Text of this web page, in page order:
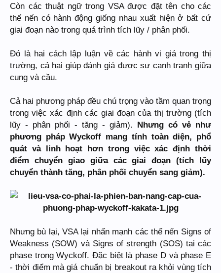
Còn các thuật ngữ trong VSA được đặt tên cho các
thế nến có hành động giống nhau xuất hiện ở bất cứ
giai đoạn nào trong quá trình tích lũy / phân phối.
Đó là hai cách lập luận về các hành vi giá trong thị
trường, cả hai giúp đánh giá được sự cạnh tranh giữa
cung và cầu.
Cả hai phương pháp đều chú trọng vào tầm quan trọng
trong việc xác định các giai đoạn của thị trường (tích
lũy - phân phối - tăng - giảm). Nhưng có vẻ như
phương pháp Wyckoff mang tính toàn diện, phổ
quát và linh hoạt hơn trong việc xác định thời
điểm chuyển giao giữa các giai đoạn (tích lũy
chuyển thành tăng, phân phối chuyển sang giảm).
Nhưng bù lại, VSA lại nhấn mạnh các thế nến Signs of
Weakness (SOW) và Signs of strength (SOS) tại các
phase trong Wyckoff. Đặc biệt là phase D và phase E
- thời điểm mà giá chuẩn bị breakout ra khỏi vùng tích